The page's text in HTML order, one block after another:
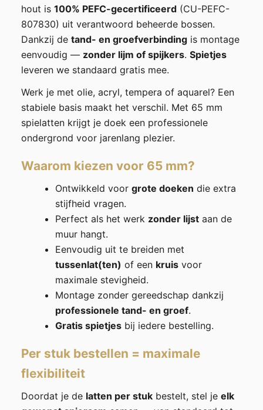
hout is 100% PEFC-gecertificeerd (CU-PEFC-
807830) uit verantwoord beheerde bossen.
Dankzij de tand- en groefverbinding is montage
eenvoudig — zonder lijm of spijkers. Spietjes
leveren we standaard gratis mee.
Werk je met olie, acryl, tempera of aquarel? Een
stabiele basis maakt het verschil. Met 65 mm
spielatten krijgt je doek een professionele
ondergrond voor jarenlang plezier.
Waarom kiezen voor 65 mm?
Ontwikkeld voor grote doeken die extra
stijfheid vragen.
Perfect als het werk zonder lijst aan de
muur hangt.
Eenvoudig uit te breiden met
tussenlat(ten) of een kruis voor
maximale stevigheid.
Montage zonder gereedschap dankzij
professionele tand- en groef.
Gratis spietjes bij iedere bestelling.
Per stuk bestellen = maximale
flexibiliteit
Doordat je de latten per stuk bestelt, stel je elk